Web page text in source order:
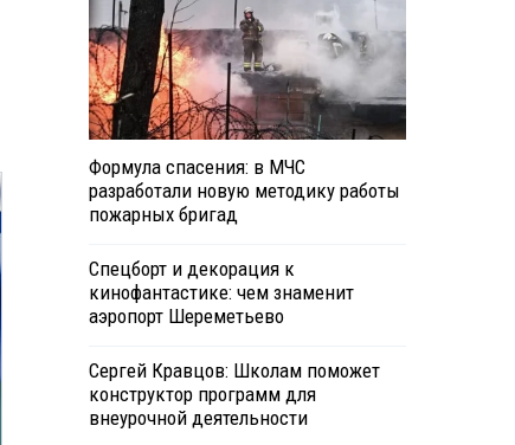
Формула спасения: в МЧС
разработали новую методику работы
пожарных бригад
Спецборт и декорация к
кинофантастике: чем знаменит
аэропорт Шереметьево
Сергей Кравцов: Школам поможет
конструктор программ для
внеурочной деятельности